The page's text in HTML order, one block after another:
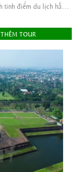
Nha Trang là một trong 29 vịnh đẹp nhất hành tinh điểm du lịch hấp dẫn là điểm tham quan ...
THÊM TOUR